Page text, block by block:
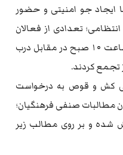
و با ایجاد جو امنیتی و حضور
تعدادی از فعالان
صنفی فرهنگیان کرج راس ساعت ۱۰ صبح در مقابل درب
تجمع کردند.
کش و قوص به درخواست
مطالبات صنفی فرهنگیان؛
شده و بر روی مطالب زیر